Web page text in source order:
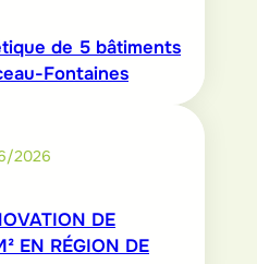
de 5 bâtiments
Fontaines
2026
DE
EN RÉGION DE